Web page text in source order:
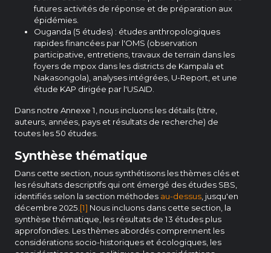
futures activités de réponse et de préparation aux
épidémies.
Ouganda (5 études) : études anthropologiques
rapides financées par l'OMS (observation
participative, entretiens, travaux de terrain dans les
foyers de mpox dans les districts de Kampala et
Nakasongola), analyses intégrées, U-Report, et une
étude KAP dirigée par l'USAID.
Dans notre Annexe 1, nous incluons les détails (titre,
auteurs, années, pays et résultats de recherche) de
toutes les 50 études.
Synthèse thématique
Dans cette section, nous synthétisons les thèmes clés et
les résultats descriptifs qui ont émergé des études SBS,
identifiés selon la section méthodes au-dessus , jusqu'en
décembre 2025. [1] Nous incluons dans cette section, la
synthèse thématique, les résultats de 13 études plus
approfondies. Les thèmes abordés comprennent les
considérations socio-historiques et écologiques, les